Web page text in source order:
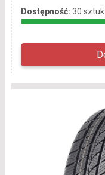
Dostępność: 30 sztuk